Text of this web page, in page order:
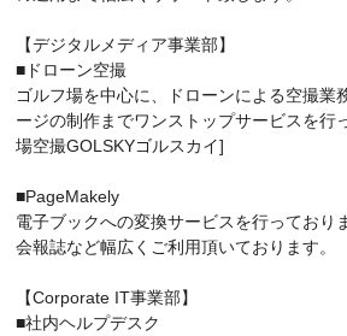
【デジタルメディア事業部】
■ドローン空撮
ゴルフ場を中心に、ドローンによる空撮業
ージの制作までワンストップサービスを行
場空撮GOLSKYゴルスカイ]
■PageMakely
電子ブックへの変換サービスを行っており
会報誌など幅広くご利用頂いております。
【Corporate IT事業部】
■社内ヘルプデスク